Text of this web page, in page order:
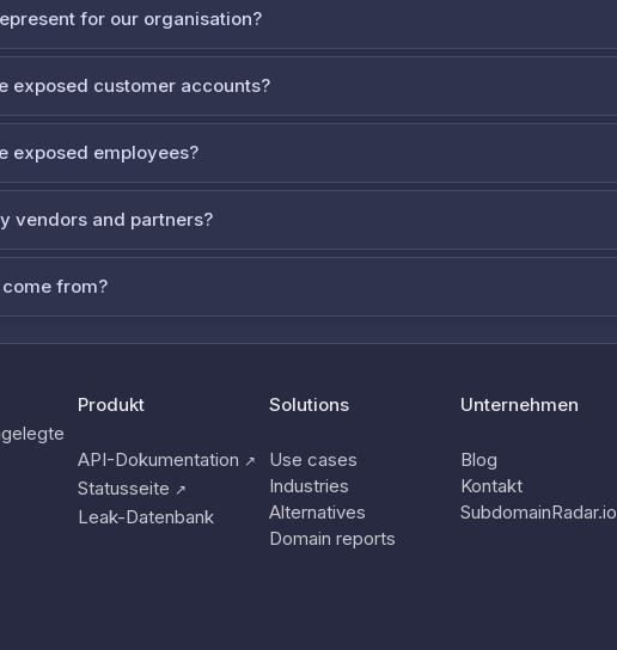
for our organisation?
exposed customer accounts?
exposed employees?
vendors and partners?
from?
Produkt
API-Dokumentation ↗
Statusseite ↗
Leak-Datenbank
Solutions
Use cases
Industries
Alternatives
Domain reports
Unternehmen
Blog
Kontakt
SubdomainRadar.io